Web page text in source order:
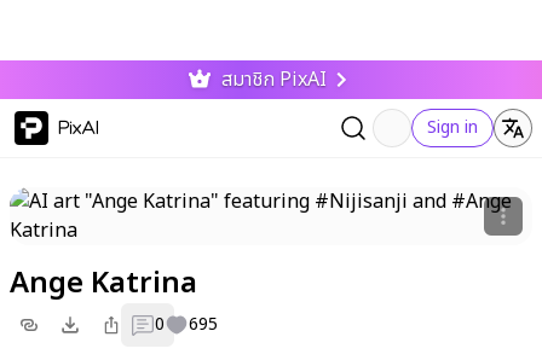
สมาชิก PixAI
PixAI Sign in
Ange Katrina
0 695